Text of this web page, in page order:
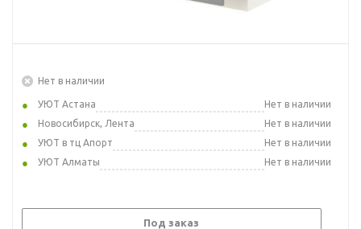
Нет в наличии
УЮТ Астана
Нет в наличии
Новосибирск, Лента
Нет в наличии
УЮТ в тц Апорт
Нет в наличии
УЮТ Алматы
Нет в наличии
Под заказ